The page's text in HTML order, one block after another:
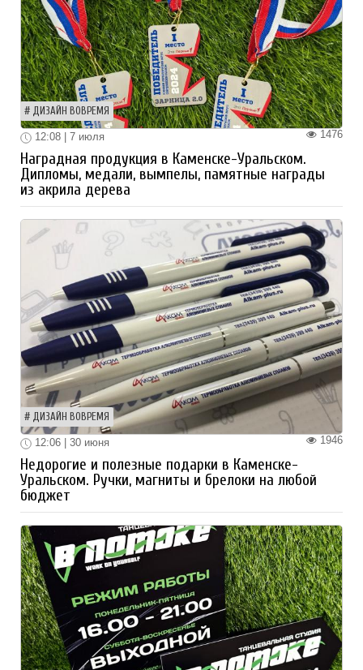
ДИЗАЙН ВОВРЕМЯ
1476
12:08 | 7 июля
Наградная продукция в Каменске-Уральском.
Дипломы, медали, вымпелы, памятные награды
из акрила дерева
ДИЗАЙН ВОВРЕМЯ
1946
12:06 | 30 июня
Недорогие и полезные подарки в Каменске-
Уральском. Ручки, магниты и брелоки на любой
бюджет